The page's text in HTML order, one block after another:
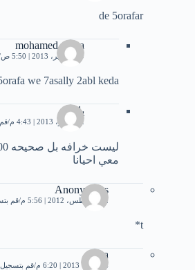
de 5orafar
mohamed agwa
29 سبتمبر، 2013 | 5:50 ص
we 7asally 2abl keda
ياسر
2 نوفمبر، 2013 | 4:43 م
معي احيانا
Anonymous
12 أغسطس، 2012 | 5:56 م قم
t*
sara
4 أكتوبر، 2013 | 6:20 م قم بتسجيل